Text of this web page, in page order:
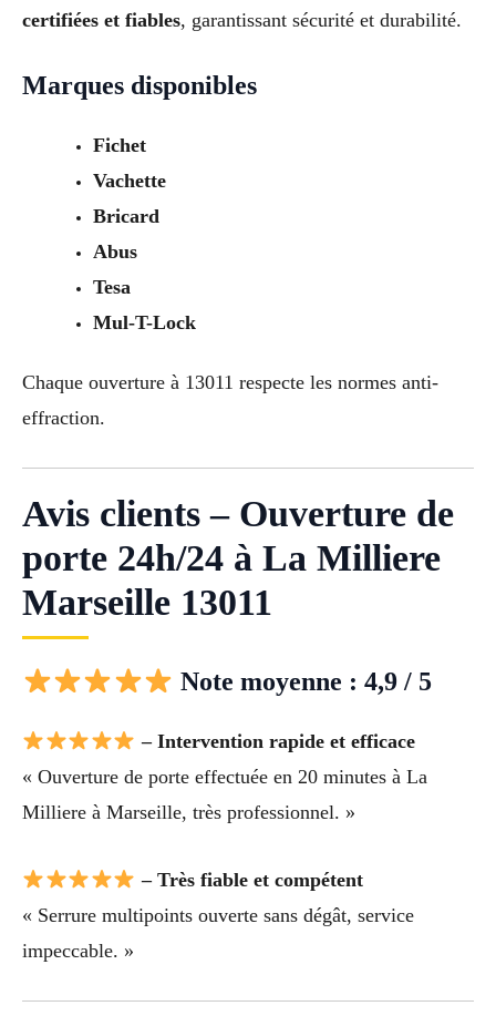
certifiées et fiables, garantissant sécurité et durabilité.
Marques disponibles
Fichet
Vachette
Bricard
Abus
Tesa
Mul-T-Lock
Chaque ouverture à 13011 respecte les normes anti-
effraction.
Avis clients – Ouverture de
porte 24h/24 à La Milliere
Marseille 13011
Note moyenne : 4,9 / 5
– Intervention rapide et efficace
« Ouverture de porte effectuée en 20 minutes à La
Milliere à Marseille, très professionnel. »
– Très fiable et compétent
« Serrure multipoints ouverte sans dégât, service
impeccable. »